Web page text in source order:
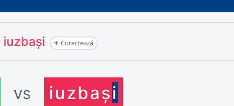
iuzbași Corectează
VS iuzbași